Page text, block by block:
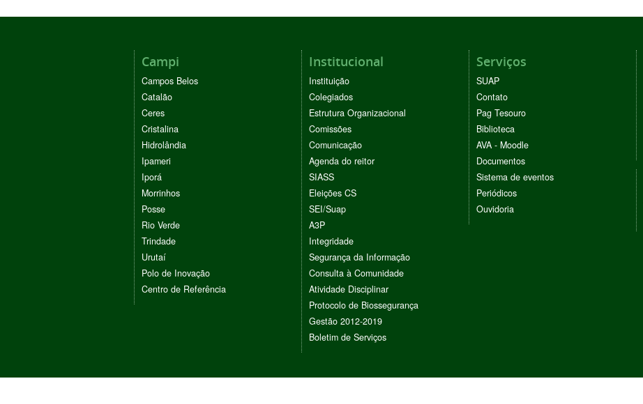
Campi
Campos Belos
Catalão
Ceres
Cristalina
Hidrolândia
Ipameri
Iporá
Morrinhos
Posse
Rio Verde
Trindade
Urutaí
Polo de Inovação
Centro de Referência
Institucional
Instituição
Colegiados
Estrutura Organizacional
Comissões
Comunicação
Agenda do reitor
SIASS
Eleições CS
SEI/Suap
A3P
Integridade
Segurança da Informação
Consulta à Comunidade
Atividade Disciplinar
Protocolo de Biossegurança
Gestão 2012-2019
Boletim de Serviços
Serviços
SUAP
Contato
Pag Tesouro
Biblioteca
AVA - Moodle
Documentos
Sistema de eventos
Periódicos
Ouvidoria